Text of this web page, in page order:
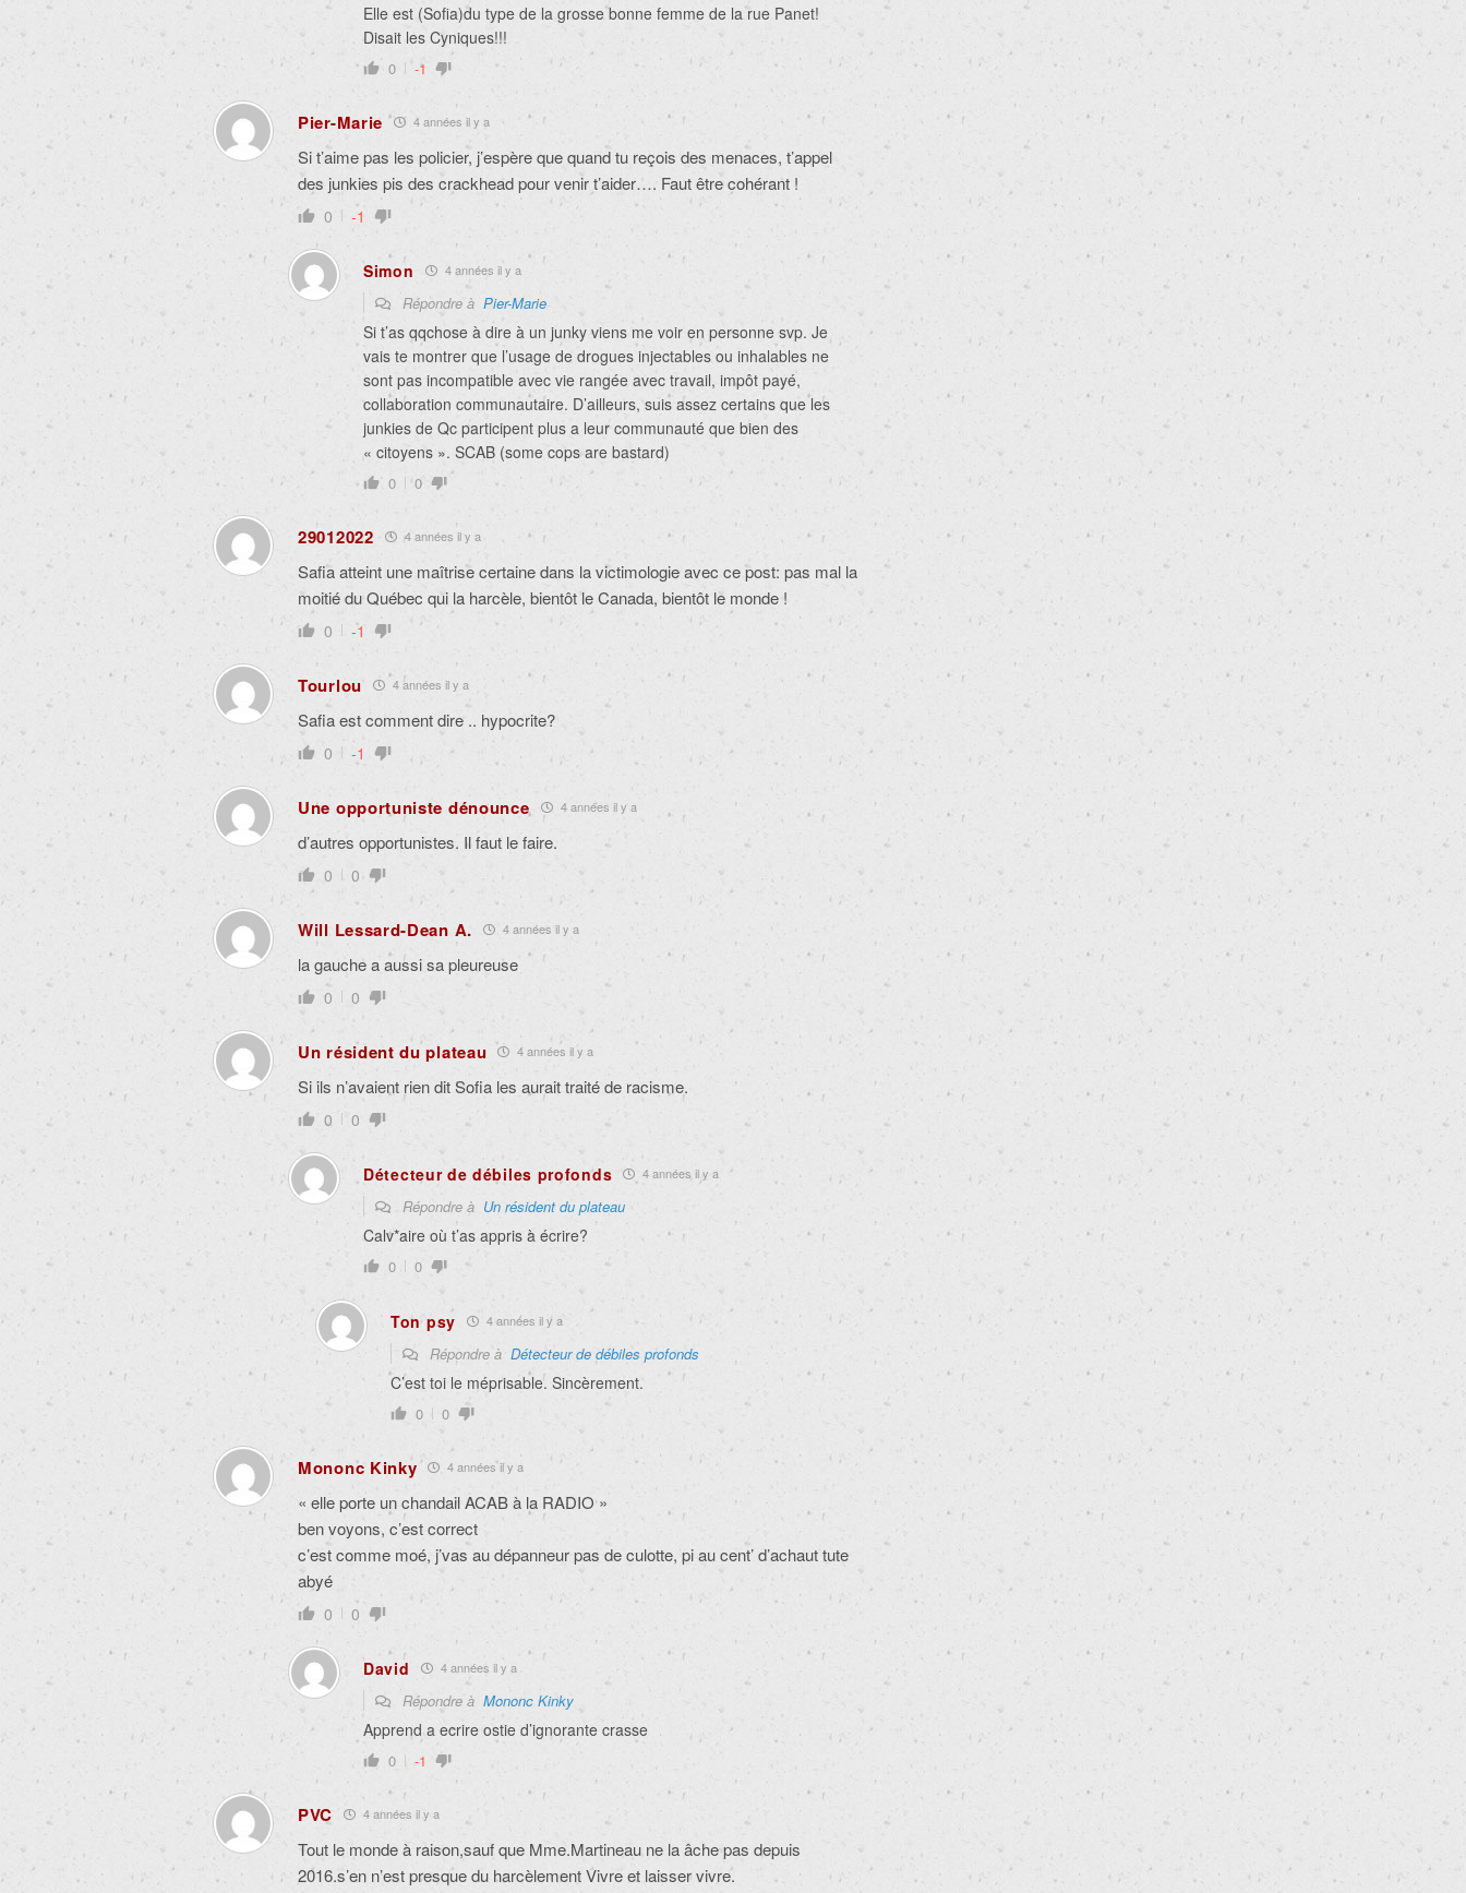
Elle est (Sofia)du type de la grosse bonne femme de la rue Panet!
Disait les Cyniques!!!
0 -1
Pier-Marie 4 années il y a
Si t’aime pas les policier, j’espère que quand tu reçois des menaces, t’appel
des junkies pis des crackhead pour venir t’aider…. Faut être cohérant !
0 -1
Simon 4 années il y a
Répondre à Pier-Marie
Si t’as qqchose à dire à un junky viens me voir en personne svp. Je
vais te montrer que l’usage de drogues injectables ou inhalables ne
sont pas incompatible avec vie rangée avec travail, impôt payé,
collaboration communautaire. D’ailleurs, suis assez certains que les
junkies de Qc participent plus a leur communauté que bien des
« citoyens ». SCAB (some cops are bastard)
0 0
29012022 4 années il y a
Safia atteint une maîtrise certaine dans la victimologie avec ce post: pas mal la
moitié du Québec qui la harcèle, bientôt le Canada, bientôt le monde !
0 -1
Tourlou 4 années il y a
Safia est comment dire .. hypocrite?
0 -1
Une opportuniste dénounce 4 années il y a
d’autres opportunistes. Il faut le faire.
0 0
Will Lessard-Dean A. 4 années il y a
la gauche a aussi sa pleureuse
0 0
Un résident du plateau 4 années il y a
Si ils n’avaient rien dit Sofia les aurait traité de racisme.
0 0
Détecteur de débiles profonds 4 années il y a
Répondre à Un résident du plateau
Calv*aire où t’as appris à écrire?
0 0
Ton psy 4 années il y a
Répondre à Détecteur de débiles profonds
C’est toi le méprisable. Sincèrement.
0 0
Mononc Kinky 4 années il y a
« elle porte un chandail ACAB à la RADIO »
ben voyons, c’est correct
c’est comme moé, j’vas au dépanneur pas de culotte, pi au cent’ d’achaut tute
abyé
0 0
David 4 années il y a
Répondre à Mononc Kinky
Apprend a ecrire ostie d’ignorante crasse
0 -1
PVC 4 années il y a
Tout le monde à raison,sauf que Mme.Martineau ne la âche pas depuis
2016.s’en n’est presque du harcèlement Vivre et laisser vivre.